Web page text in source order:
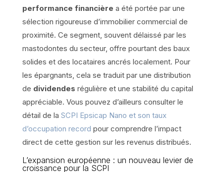
performance financière a été portée par une
sélection rigoureuse d’immobilier commercial de
proximité. Ce segment, souvent délaissé par les
mastodontes du secteur, offre pourtant des baux
solides et des locataires ancrés localement. Pour
les épargnants, cela se traduit par une distribution
de dividendes régulière et une stabilité du capital
appréciable. Vous pouvez d’ailleurs consulter le
détail de la SCPI Epsicap Nano et son taux
d’occupation record pour comprendre l’impact
direct de cette gestion sur les revenus distribués.
L’expansion européenne : un nouveau levier de
croissance pour la SCPI